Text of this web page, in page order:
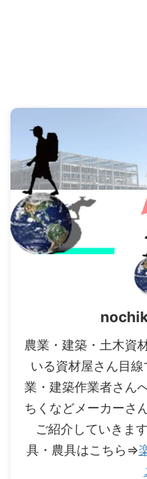
農業・建築・土木資
いる資材屋さん目
業・建築作業者さん
ちくなどメーカーさ
ご紹介していきま
具・農具はこちら⇒